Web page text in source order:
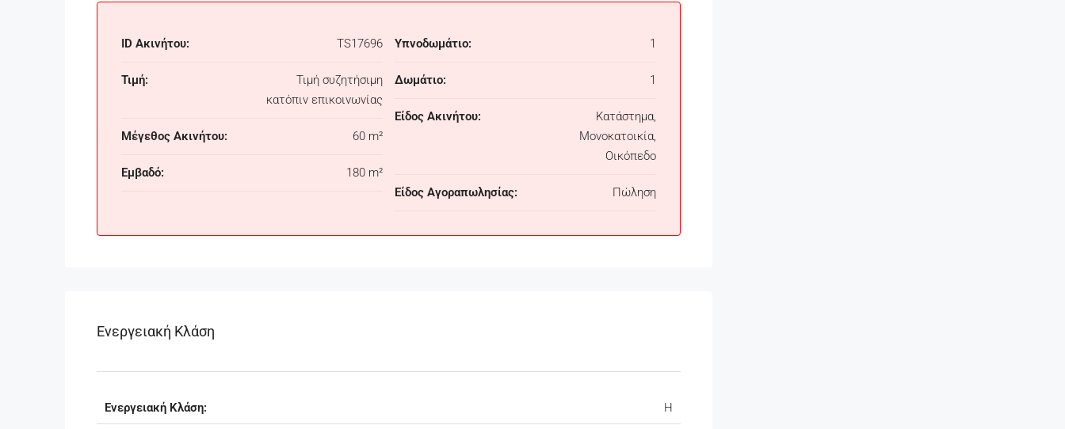
ID Ακινήτου: TS17696
Τιμή:
Τιμή συζητήσιμη
κατόπιν επικοινωνίας
Μέγεθος Ακινήτου: 60 m²
Εμβαδό: 180 m²
Υπνοδωμάτιο: 1
Δωμάτιο: 1
Είδος Ακινήτου:
Κατάστημα,
Μονοκατοικία,
Οικόπεδο
Είδος Αγοραπωλησίας: Πώληση
Ενεργειακή Κλάση
Ενεργειακή Κλάση: H